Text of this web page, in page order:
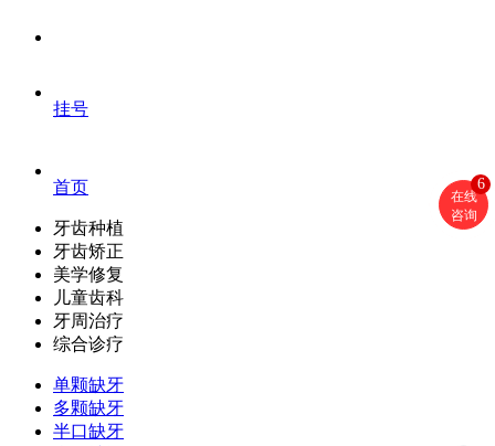
在线
咨询
6
挂号
首页
牙齿种植
牙齿矫正
美学修复
儿童齿科
牙周治疗
综合诊疗
单颗缺牙
多颗缺牙
半口缺牙